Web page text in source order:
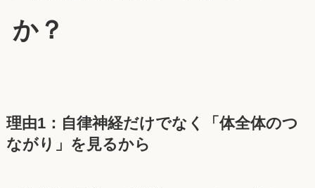
か？
理由1：自律神経だけでなく「体全体のつ
ながり」を見るから